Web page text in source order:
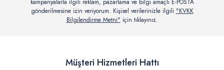
kampanyalarla ilgili reklam, pazarlama ve bilgi amaçlı E-POSTA
gönderilmesine izin veriyorum. Kişisel verilerinizle ilgili "KVKK
Bilgilendirme Metni" için tıklayınız.
Müşteri Hizmetleri Hattı